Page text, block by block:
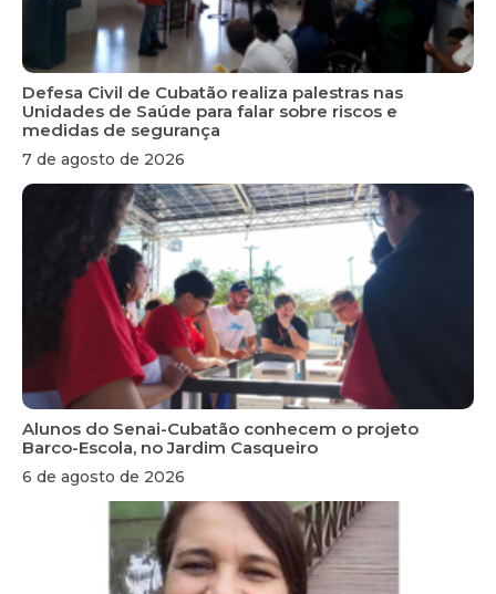
Defesa Civil de Cubatão realiza palestras nas
Unidades de Saúde para falar sobre riscos e
medidas de segurança
7 de agosto de 2026
Alunos do Senai-Cubatão conhecem o projeto
Barco-Escola, no Jardim Casqueiro
6 de agosto de 2026